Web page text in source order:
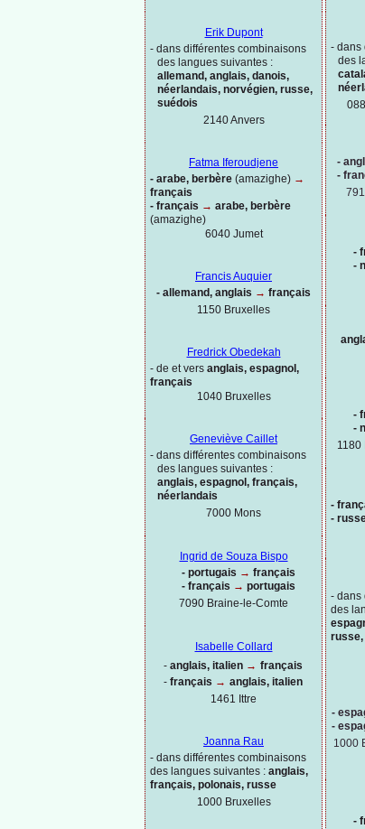
- dans
des
-
-
-
-
-
-
1180
-
-
- dans
des
russe,
-
-
1000
-
Erik Dupont
- dans différentes combinaisons
des langues suivantes :
allemand, anglais, danois,
néerlandais, norvégien, russe,
suédois
2140 Anvers
Fatma Iferoudjene
- arabe, berbère (amazighe) →
français
- français → arabe, berbère
(amazighe)
6040 Jumet
Francis Auquier
- allemand, anglais → français
1150 Bruxelles
Fredrick Obedekah
- de et vers anglais, espagnol,
français
1040 Bruxelles
Geneviève Caillet
- dans différentes combinaisons
des langues suivantes :
anglais, espagnol, français,
néerlandais
7000 Mons
Ingrid de Souza Bispo
- portugais → français
- français → portugais
7090 Braine-le-Comte
Isabelle Collard
- anglais, italien → français
- français → anglais, italien
1461 Ittre
Joanna Rau
- dans différentes combinaisons
des langues suivantes : anglais,
français, polonais, russe
1000 Bruxelles